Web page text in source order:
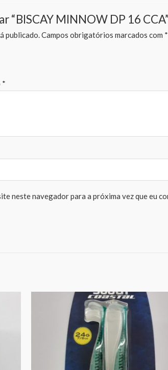
“BISCAY MINNOW DP 16 CCA”
publicado.Campos obrigatórios marcados com *
*
neste navegador para a próxima vez que eu